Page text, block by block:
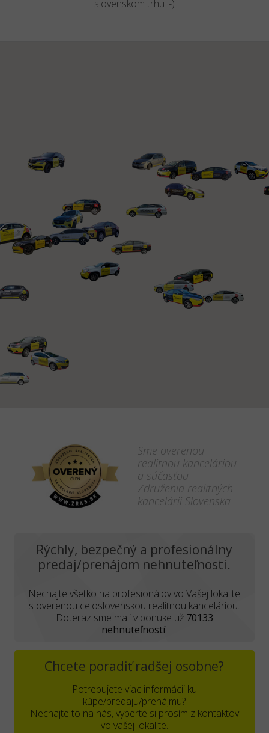
slovenskom trhu :-)
Sme overenou
realitnou kanceláriou
a súčasťou
Združenia realitných
kancelárii Slovenska
Rýchly, bezpečný a profesionálny
predaj/prenájom nehnuteľnosti.
Nechajte všetko na profesionálov vo Vašej lokalite
s overenou celoslovenskou realitnou kanceláriou.
Doteraz sme mali v ponuke už 70133
nehnuteľností.
Chcete poradiť radšej osobne?
Potrebujete viac informácii ku
kúpe/predaju/prenájmu?
Nechajte to na nás, vyberte si prosím z kontaktov
vo vašej lokalite.